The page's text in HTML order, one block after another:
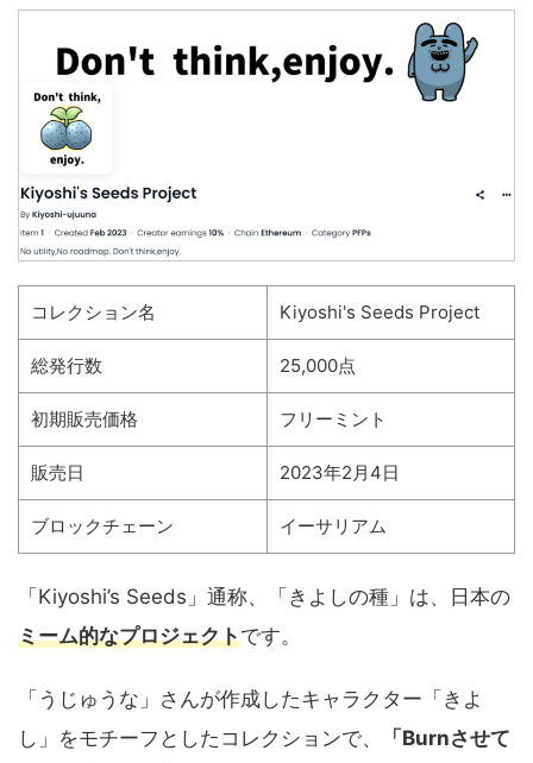
コレクション名 Kiyoshi's Seeds Project
総発行数 25,000点
初期販売価格 フリーミント
販売日 2023年2月4日
ブロックチェーン イーサリアム
「Kiyoshi’s Seeds」通称、「きよしの種」は、日本の
ミーム的なプロジェクトです。
「うじゅうな」さんが作成したキャラクター「きよ
し」をモチーフとしたコレクションで、
「Burnさせて